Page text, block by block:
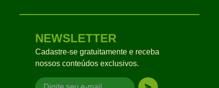
NEWSLETTER
Cadastre-se gratuitamente e receba
nossos conteúdos exclusivos.